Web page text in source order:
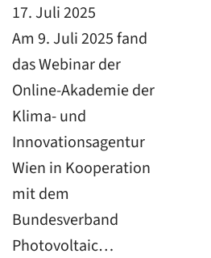
17. Juli 2025
Am 9. Juli 2025 fand
das Webinar der
Online-Akademie der
Klima- und
Innovationsagentur
Wien in Kooperation
mit dem
Bundesverband
Photovoltaic…